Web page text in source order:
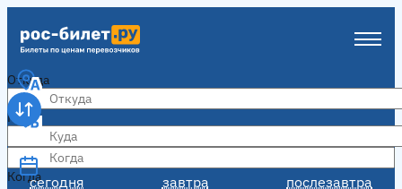
Откуда
Куда
Когда
сегодня завтра послезавтра
Когда